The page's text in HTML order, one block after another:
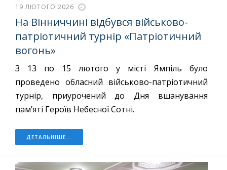
19 ЛЮТОГО 2026
На Вінниччині відбувся військово-
патріотичний турнір «Патріотичний
вогонь»
З 13 по 15 лютого у місті Ямпіль було
проведено обласний військово-патріотичний
турнір, приурочений до Дня вшанування
пам’яті Героїв Небесної Сотні.
ДЕТАЛЬНІШЕ...